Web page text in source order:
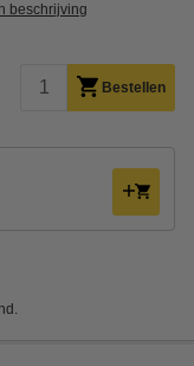
beschrijving
Bestellen